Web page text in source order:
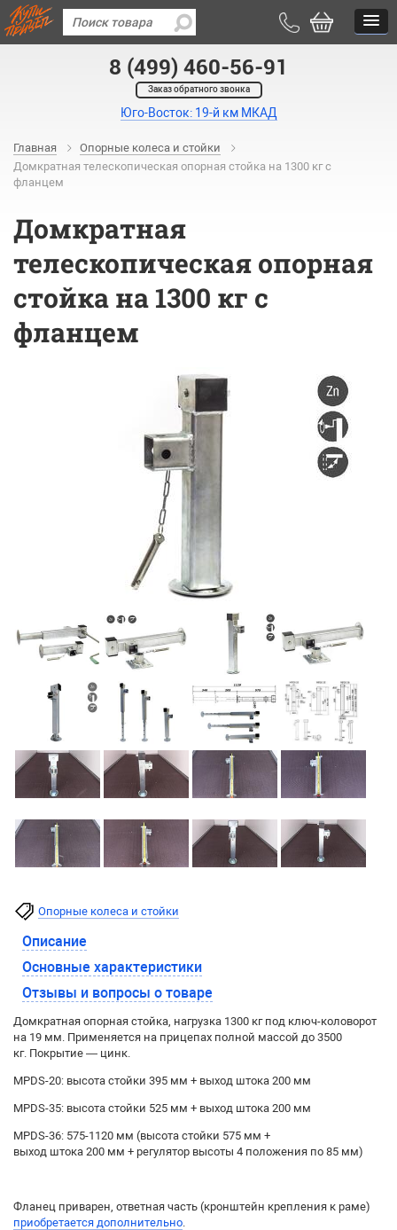
8 (499) 460-56-91
Заказ обратного звонка
Юго-Восток: 19-й км МКАД
Главная
Опорные колеса и стойки
Домкратная телескопическая опорная стойка на 1300 кг с
фланцем
Домкратная
телескопическая опорная
стойка на 1300 кг с
фланцем
Опорные колеса и стойки
Описание
Основные характеристики
Отзывы и вопросы о товаре
Домкратная опорная стойка, нагрузка 1300 кг под ключ-коловорот
на 19 мм. Применяется на прицепах полной массой до 3500
кг. Покрытие — цинк.
MPDS-20: высота стойки 395 мм + выход штока 200 мм
MPDS-35: высота стойки 525 мм + выход штока 200 мм
MPDS-36: 575-1120 мм (высота стойки 575 мм +
выход штока 200 мм + регулятор высоты 4 положения по 85 мм)
Фланец приварен, ответная часть (кронштейн крепления к раме)
приобретается дополнительно.